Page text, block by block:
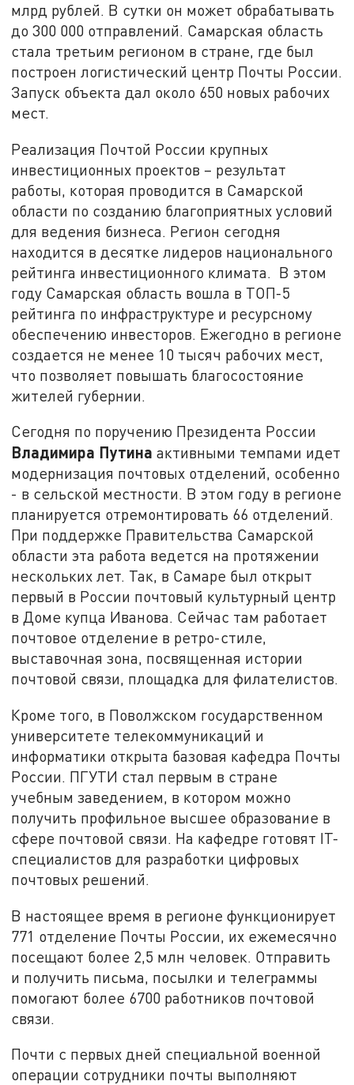
млрд рублей. В сутки он может обрабатывать
до 300 000 отправлений. Самарская область
стала третьим регионом в стране, где был
построен логистический центр Почты России.
Запуск объекта дал около 650 новых рабочих
мест.
Реализация Почтой России крупных
инвестиционных проектов – результат
работы, которая проводится в Самарской
области по созданию благоприятных условий
для ведения бизнеса. Регион сегодня
находится в десятке лидеров национального
рейтинга инвестиционного климата. В этом
году Самарская область вошла в ТОП-5
рейтинга по инфраструктуре и ресурсному
обеспечению инвесторов. Ежегодно в регионе
создается не менее 10 тысяч рабочих мест,
что позволяет повышать благосостояние
жителей губернии.
Сегодня по поручению Президента России
Владимира Путина активными темпами идет
модернизация почтовых отделений, особенно
- в сельской местности. В этом году в регионе
планируется отремонтировать 66 отделений.
При поддержке Правительства Самарской
области эта работа ведется на протяжении
нескольких лет. Так, в Самаре был открыт
первый в России почтовый культурный центр
в Доме купца Иванова. Сейчас там работает
почтовое отделение в ретро-стиле,
выставочная зона, посвященная истории
почтовой связи, площадка для филателистов.
Кроме того, в Поволжском государственном
университете телекоммуникаций и
информатики открыта базовая кафедра Почты
России. ПГУТИ стал первым в стране
учебным заведением, в котором можно
получить профильное высшее образование в
сфере почтовой связи. На кафедре готовят IT-
специалистов для разработки цифровых
почтовых решений.
В настоящее время в регионе функционирует
771 отделение Почты России, их ежемесячно
посещают более 2,5 млн человек. Отправить
и получить письма, посылки и телеграммы
помогают более 6700 работников почтовой
связи.
Почти с первых дней специальной военной
операции сотрудники почты выполняют